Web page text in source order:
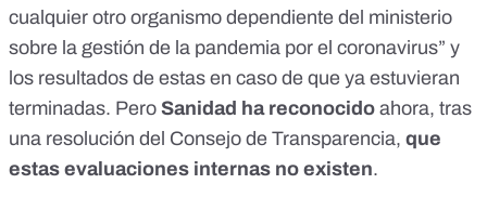
cualquier otro organismo dependiente del ministerio
sobre la gestión de la pandemia por el coronavirus” y
los resultados de estas en caso de que ya estuvieran
terminadas. Pero Sanidad ha reconocido ahora, tras
una resolución del Consejo de Transparencia, que
estas evaluaciones internas no existen.